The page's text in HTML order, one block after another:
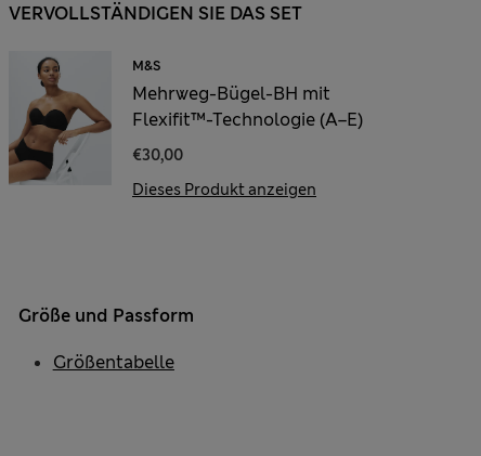
VERVOLLSTÄNDIGEN SIE DAS SET
M&S
Mehrweg-Bügel-BH mit
Flexifit™-Technologie (A–E)
€30,00
Dieses Produkt anzeigen
Größe und Passform
Größentabelle